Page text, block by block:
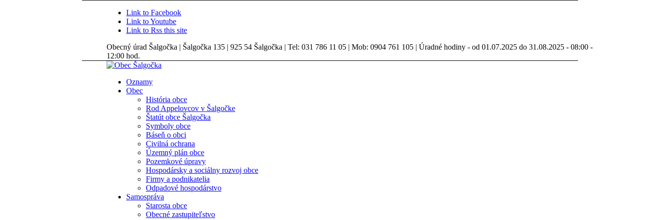
Link to Facebook
Link to Youtube
Link to Rss this site
Obecný úrad Šalgočka | Šalgočka 135 | 925 54 Šalgočka | Tel: 031 786 11 05 | Mob: 0904 761 105 | Úradné hodiny - od 01.07.2025 do 31.08.2025 - 08:00 -
12:00 hod.
Oznamy
Obec
História obce
Rod Appelovcov v Šalgočke
Štatút obce Šalgočka
Symboly obce
Báseň o obci
Civilná ochrana
Územný plán obce
Pozemkové úpravy
Hospodársky a sociálny rozvoj obce
Firmy a podnikatelia
Odpadové hospodárstvo
Samospráva
Starosta obce
Obecné zastupiteľstvo